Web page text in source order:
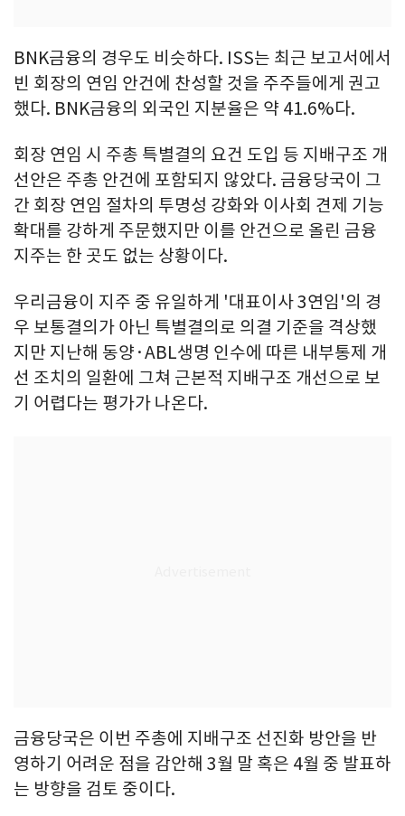
BNK금융의 경우도 비슷하다. ISS는 최근 보고서에서
빈 회장의 연임 안건에 찬성할 것을 주주들에게 권고
했다. BNK금융의 외국인 지분율은 약 41.6%다.
회장 연임 시 주총 특별결의 요건 도입 등 지배구조 개
선안은 주총 안건에 포함되지 않았다. 금융당국이 그
간 회장 연임 절차의 투명성 강화와 이사회 견제 기능
확대를 강하게 주문했지만 이를 안건으로 올린 금융
지주는 한 곳도 없는 상황이다.
우리금융이 지주 중 유일하게 '대표이사 3연임'의 경
우 보통결의가 아닌 특별결의로 의결 기준을 격상했
지만 지난해 동양·ABL생명 인수에 따른 내부통제 개
선 조치의 일환에 그쳐 근본적 지배구조 개선으로 보
기 어렵다는 평가가 나온다.
금융당국은 이번 주총에 지배구조 선진화 방안을 반
영하기 어려운 점을 감안해 3월 말 혹은 4월 중 발표하
는 방향을 검토 중이다.